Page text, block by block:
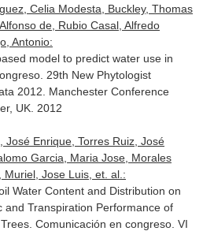
Celia Modesta, Buckley, Thomas
de, Rubio Casal, Alfredo
Antonio:
model to predict water use in
29th New Phytologist
2012. Manchester Conference
UK. 2012
José Enrique, Torres Ruiz, José
Garcia, Maria Jose, Morales
Muriel, Jose Luis, et. al.:
Water Content and Distribution on
and Transpiration Performance of
Comunicación en congreso. VI